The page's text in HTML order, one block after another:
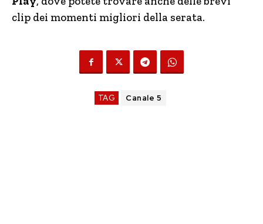
clip dei momenti migliori della serata.
TAG Canale 5